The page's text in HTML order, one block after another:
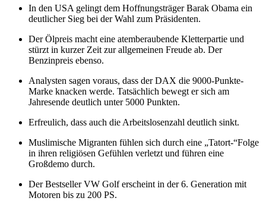
In den USA gelingt dem Hoffnungsträger Barak Obama ein
deutlicher Sieg bei der Wahl zum Präsidenten.
Der Ölpreis macht eine atemberaubende Kletterpartie und
stürzt in kurzer Zeit zur allgemeinen Freude ab. Der
Benzinpreis ebenso.
Analysten sagen voraus, dass der DAX die 9000-Punkte-
Marke knacken werde. Tatsächlich bewegt er sich am
Jahresende deutlich unter 5000 Punkten.
Erfreulich, dass auch die Arbeitslosenzahl deutlich sinkt.
Muslimische Migranten fühlen sich durch eine
Tatort- Folge
in ihren religiösen Gefühlen verletzt und führen eine
Großdemo durch.
Der Bestseller VW Golf erscheint in der 6. Generation mit
Motoren bis zu 200 PS.